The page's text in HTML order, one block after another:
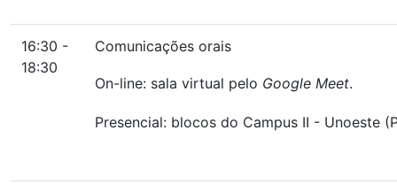
16:30 -
18:30
Comunicações orais
On-line: sala virtual pelo Google Meet.
Presencial: blocos do Campus II - Unoeste